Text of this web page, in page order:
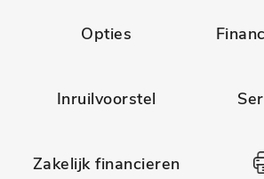
Opties
Inruilvoorstel
Zakelijk financieren